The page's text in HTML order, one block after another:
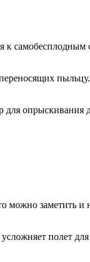
опрыскивания
можно заметить
усложняет